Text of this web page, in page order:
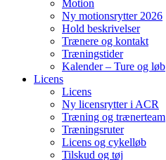
Motion
Ny motionsrytter 2026
Hold beskrivelser
Trænere og kontakt
Træningstider
Kalender – Ture og løb
Licens
Licens
Ny licensrytter i ACR
Træning og trænerteam
Træningsruter
Licens og cykelløb
Tilskud og tøj